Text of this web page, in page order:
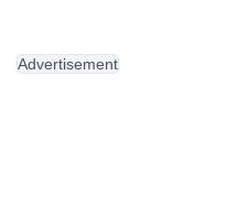
Advertisement